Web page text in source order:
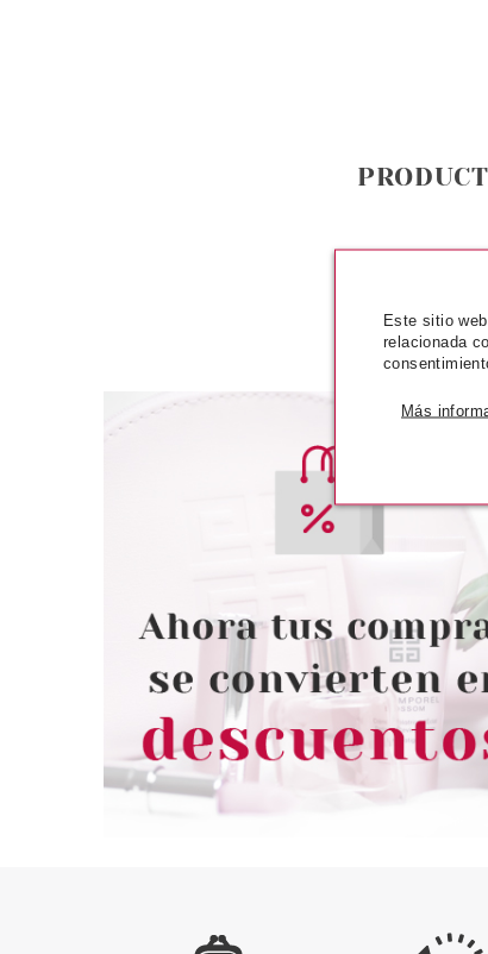
CATRICE DISNEY EL LIBRO DE
Pvr 16.99€
desde
13.49€
CATRICE
OJOS
Pvr 2.29€
-15%
Este sitio
relacionada
Más